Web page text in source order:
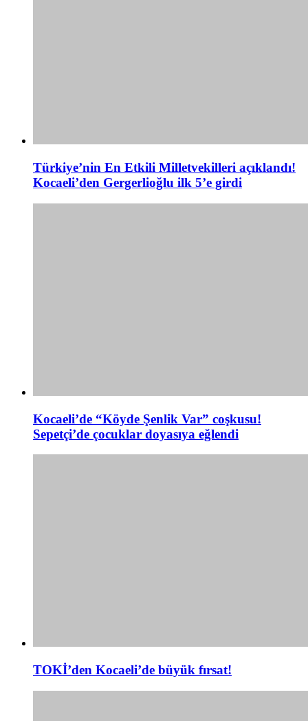
Türkiye’nin En Etkili Milletvekilleri açıklandı!
Kocaeli’den Gergerlioğlu ilk 5’e girdi
Kocaeli’de “Köyde Şenlik Var” coşkusu!
Sepetçi’de çocuklar doyasıya eğlendi
TOKİ’den Kocaeli’de büyük fırsat!